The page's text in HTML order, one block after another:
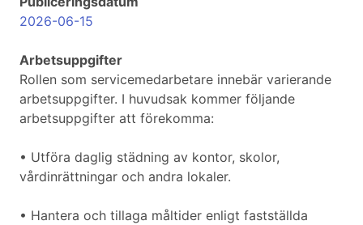
2026-06-15
Arbetsuppgifter
Rollen som servicemedarbetare innebär varierande
arbetsuppgifter. I huvudsak kommer följande
arbetsuppgifter att förekomma:
• Utföra daglig städning av kontor, skolor,
vårdinrättningar och andra lokaler.
• Hantera och tillaga måltider enligt fastställda